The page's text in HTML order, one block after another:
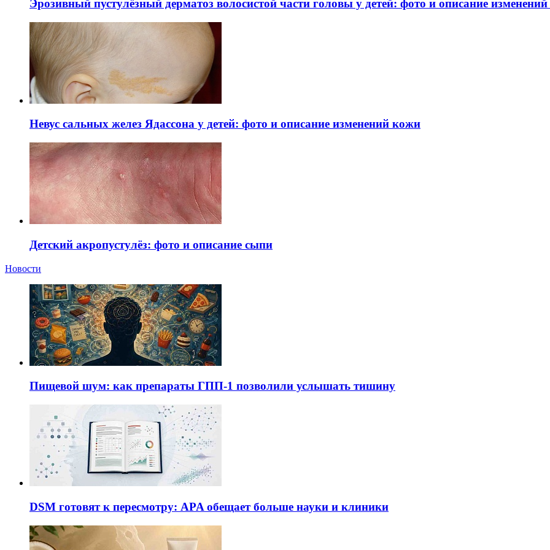
Эрозивный пустулёзный дерматоз волосистой части головы у детей: фото и описание
Невус сальных желез Ядассона у детей: фото и описание изменений кожи
Детский акропустулёз: фото и описание сыпи
Новости
Пищевой шум: как препараты ГПП-1 позволили услышать тишину
DSM готовят к пересмотру: APA обещает больше науки и клиники